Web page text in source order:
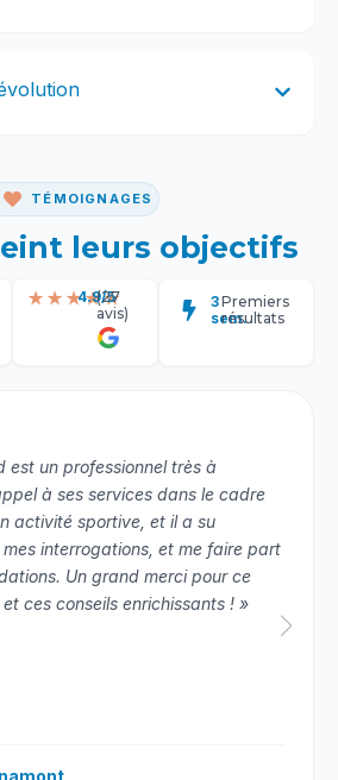
TÉMOIGNAGES
leurs objectifs
★★★★★
4.9/5
(27
avis)
3
sem.
Premiers
résultats
est un professionnel très à
à ses services dans le cadre
activité sportive, et il a su
interrogations, et me faire part
Un grand merci pour ce
ces conseils enrichissants ! »